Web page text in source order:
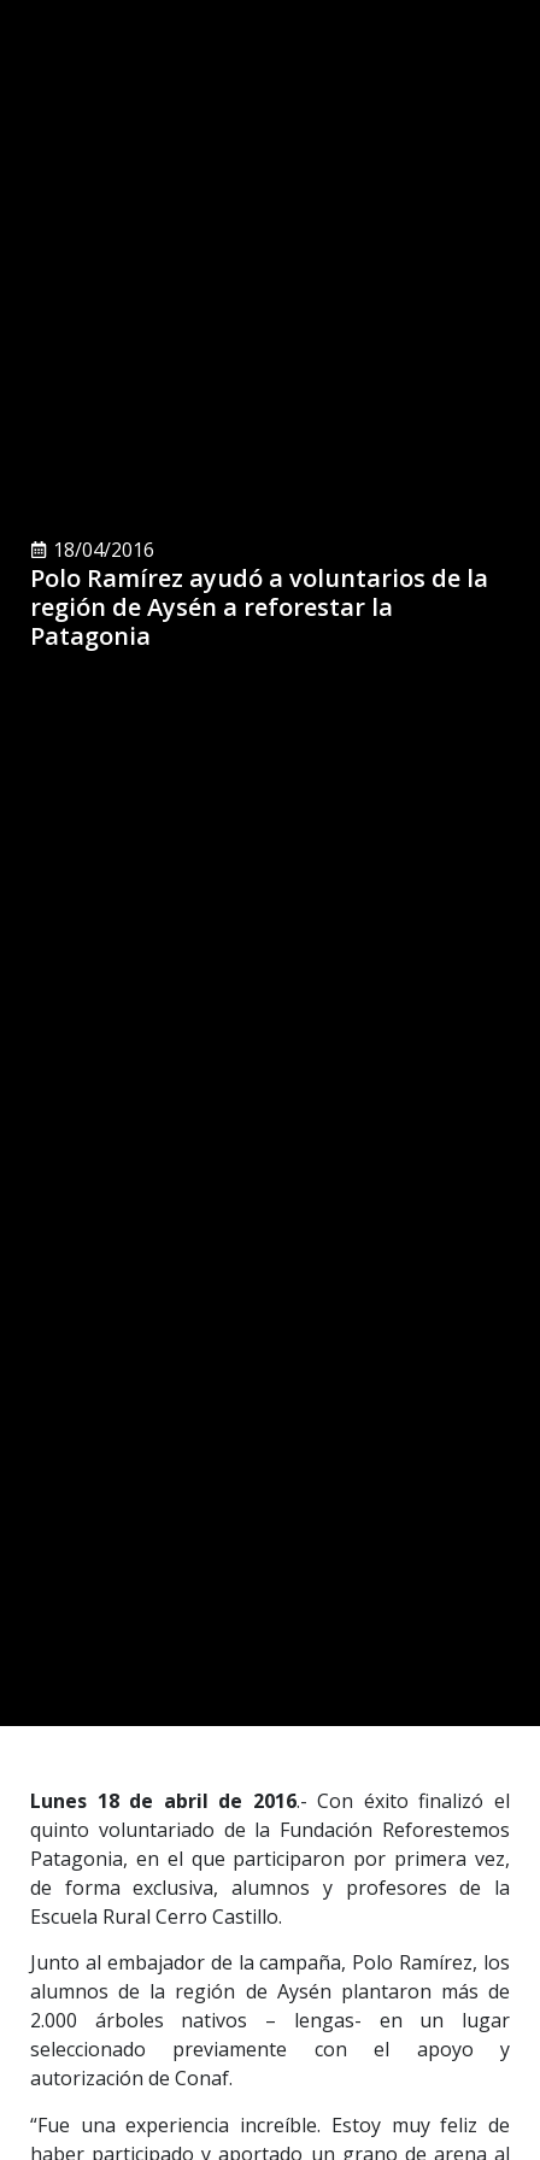
18/04/2016
Polo Ramírez ayudó a voluntarios de la
región de Aysén a reforestar la
Patagonia
Lunes 18 de abril de 2016.- Con éxito finalizó el
quinto voluntariado de la Fundación Reforestemos
Patagonia, en el que participaron por primera vez,
de forma exclusiva, alumnos y profesores de la
Escuela Rural Cerro Castillo.
Junto al embajador de la campaña, Polo Ramírez, los
alumnos de la región de Aysén plantaron más de
2.000 árboles nativos – lengas- en un lugar
seleccionado previamente con el apoyo y
autorización de Conaf.
“Fue una experiencia increíble. Estoy muy feliz de
haber participado y aportado un grano de arena al